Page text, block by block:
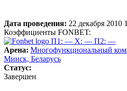
Дата проведения: 22 декабря 2010
Коэффициенты FONBET:
П1: — X: — П2: —
Арена: Многофункциональный
Минск, Беларусь
Статус:
Завершен